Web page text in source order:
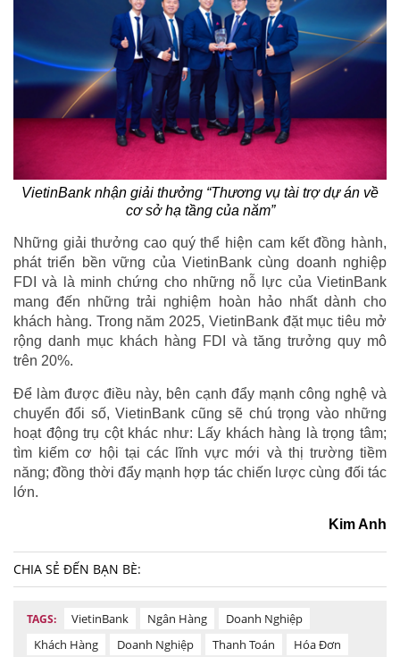
VietinBank nhận giải thưởng “Thương vụ tài trợ dự án về
cơ sở hạ tầng của năm”
Những giải thưởng cao quý thể hiện cam kết đồng hành,
phát triển bền vững của VietinBank cùng doanh nghiệp
FDI và là minh chứng cho những nỗ lực của VietinBank
mang đến những trải nghiệm hoàn hảo nhất dành cho
khách hàng. Trong năm 2025, VietinBank đặt mục tiêu mở
rộng danh mục khách hàng FDI và tăng trưởng quy mô
trên 20%.
Để làm được điều này, bên cạnh đẩy mạnh công nghệ và
chuyển đổi số, VietinBank cũng sẽ chú trọng vào những
hoạt động trụ cột khác như: Lấy khách hàng là trọng tâm;
tìm kiếm cơ hội tại các lĩnh vực mới và thị trường tiềm
năng; đồng thời đẩy mạnh hợp tác chiến lược cùng đối tác
lớn.
Kim Anh
CHIA SẺ ĐẾN BẠN BÈ:
TAGS: VietinBank Ngân Hàng
Doanh Nghiệp
Khách Hàng
Doanh Nghiệp Thanh Toán
Hóa Đơn